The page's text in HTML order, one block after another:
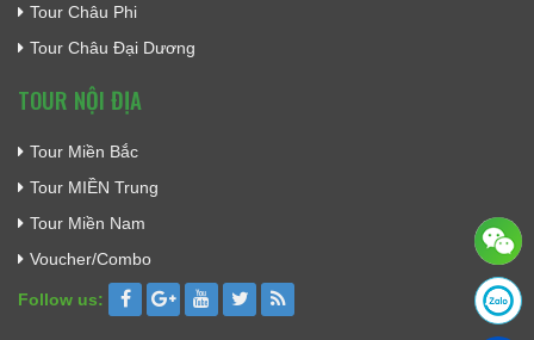
Tour Châu Phi
Tour Châu Đại Dương
TOUR NỘI ĐỊA
Tour Miền Bắc
Tour MIỀN Trung
Tour Miền Nam
Voucher/Combo
Follow us: